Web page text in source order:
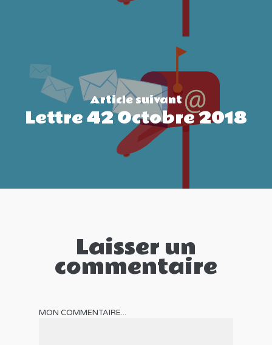
Article suivant
Lettre 42 Octobre 2018
Laisser un
commentaire
MON COMMENTAIRE...